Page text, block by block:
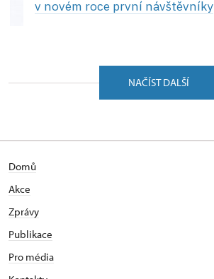
v novém roce první návštěvníky
NAČÍST DALŠÍ
Domů
Akce
Zprávy
Publikace
Pro média